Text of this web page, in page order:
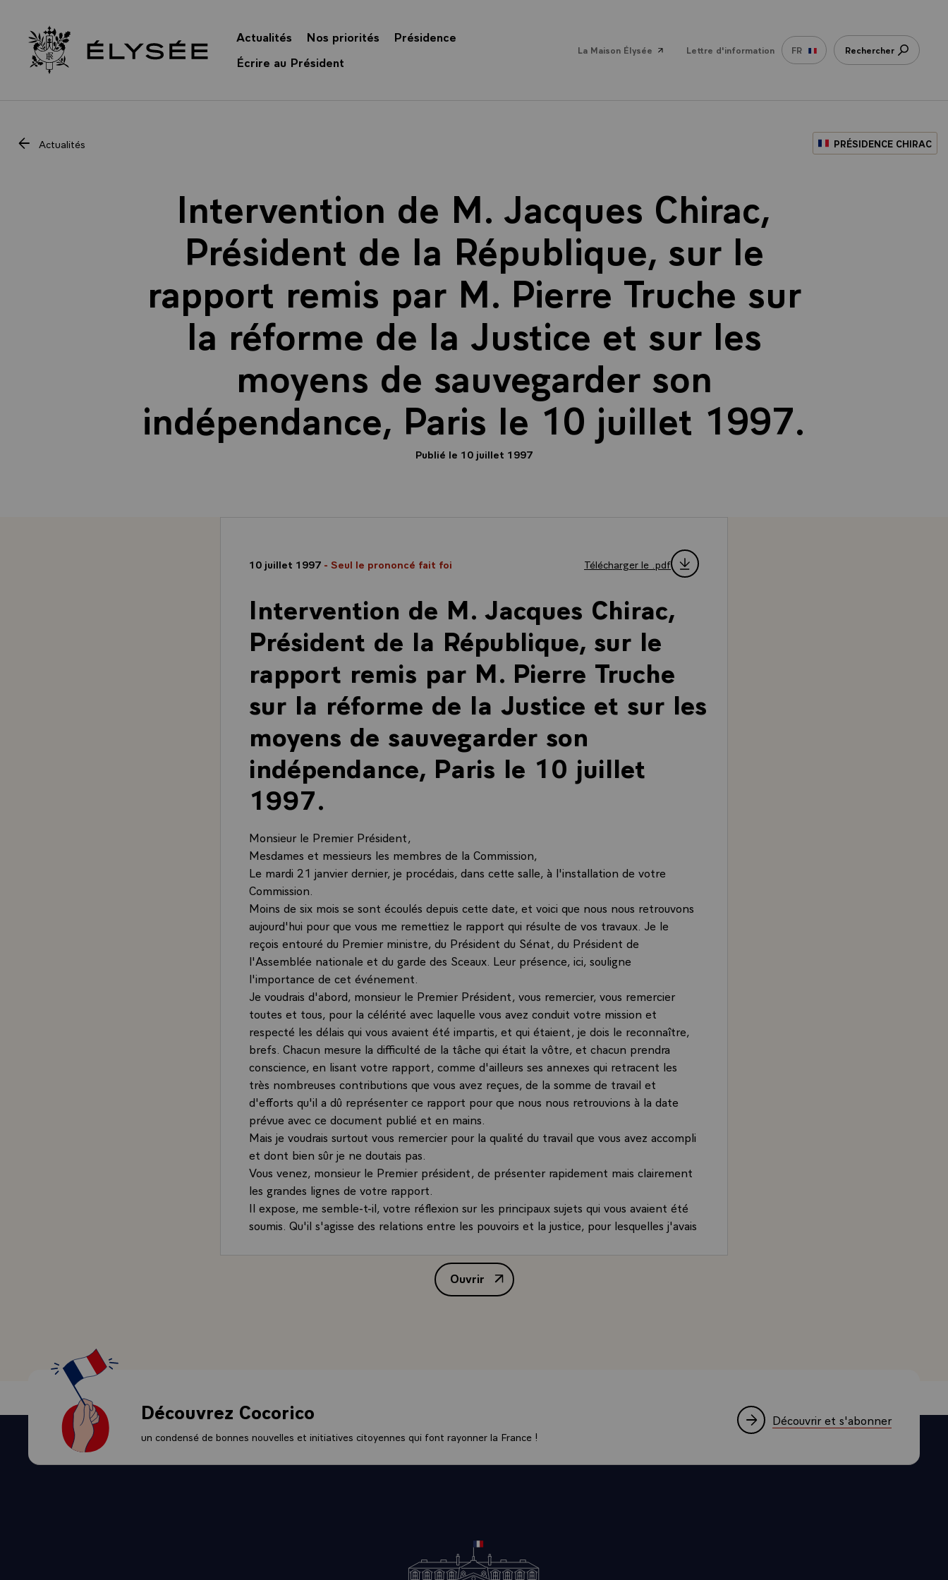
Retour à l’accueil Élysée
Actualités Nos priorités
Présidence
Écrire au Président
La Maison Élysée Lettre d'information FR Rechercher
Actualités PRÉSIDENCE CHIRAC
Intervention de M. Jacques Chirac,
Président de la République, sur le
rapport remis par M. Pierre Truche sur
la réforme de la Justice et sur les
moyens de sauvegarder son
indépendance, Paris le 10 juillet 1997.
Publié le 10 juillet 1997
10 juillet 1997 - Seul le prononcé fait foi Télécharger le .pdf
Intervention de M. Jacques Chirac,
Président de la République, sur le
rapport remis par M. Pierre Truche
sur la réforme de la Justice et sur les
moyens de sauvegarder son
indépendance, Paris le 10 juillet
1997.
Monsieur le Premier Président,
Mesdames et messieurs les membres de la Commission,
Le mardi 21 janvier dernier, je procédais, dans cette salle, à l'installation de votre
Commission.
Moins de six mois se sont écoulés depuis cette date, et voici que nous nous retrouvons
aujourd'hui pour que vous me remettiez le rapport qui résulte de vos travaux. Je le
reçois entouré du Premier ministre, du Président du Sénat, du Président de
l'Assemblée nationale et du garde des Sceaux. Leur présence, ici, souligne
l'importance de cet événement.
Je voudrais d'abord, monsieur le Premier Président, vous remercier, vous remercier
toutes et tous, pour la célérité avec laquelle vous avez conduit votre mission et
respecté les délais qui vous avaient été impartis, et qui étaient, je dois le reconnaître,
brefs. Chacun mesure la difficulté de la tâche qui était la vôtre, et chacun prendra
conscience, en lisant votre rapport, comme d'ailleurs ses annexes qui retracent les
très nombreuses contributions que vous avez reçues, de la somme de travail et
d'efforts qu'il a dû représenter ce rapport pour que nous nous retrouvions à la date
prévue avec ce document publié et en mains.
Mais je voudrais surtout vous remercier pour la qualité du travail que vous avez accompli
et dont bien sûr je ne doutais pas.
Vous venez, monsieur le Premier président, de présenter rapidement mais clairement
les grandes lignes de votre rapport.
Il expose, me semble-t-il, votre réflexion sur les principaux sujets qui vous avaient été
soumis. Qu'il s'agisse des relations entre les pouvoirs et la justice, pour lesquelles j'avais
pesant sur l'impartialité de notre justice £ qu'il s'agisse de la présomption d'innocence
dont j'avais rappelé qu'elle constituait un droit de l'homme insuffisamment garanti
dans notre pays £ vous avez rempli votre mission en évaluant l'état de notre droit et
compétence et de transcrire ceux-ci dans des textes.
Au Parlement, dépositaire de la souveraineté nationale, reviendra celle de débattre, le
j'ai appelé de mes voeux le 20 janvier dernier, et j'y apporterai ma propre réflexion.
Il s'agit en effet, de donner à notre pays une justice adaptée à son temps et aux
Ouvrir
Intervention de M. Jacques Chirac, Président de la République, sur le rapport remis
Découvrez Cocorico
un condensé de bonnes nouvelles et initiatives citoyennes qui font rayonner la France !
Découvrir et s'abonner